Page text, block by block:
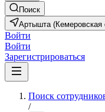
Поиск
Артышта (Кемеровская
Войти
Войти
Зарегистрироваться
Поиск
/